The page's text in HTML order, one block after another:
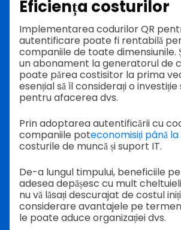
Eficiența costurilor
Implementarea codurilor QR
autentificare poate fi rentabilă
companiile de toate dimensiunile.
un abonament la generatorul de
poate părea costisitor la prima
esențial să îl considerați o
pentru afacerea dvs.
Prin adoptarea autentificării cu
companiile poteconomisiți până
costurile de muncă și suport IT.
De-a lungul timpului, beneficiile
adesea depășesc cu mult
nu vă lăsați descurajat de costul
considerare avantajele pe
le poate aduce organizației dvs.